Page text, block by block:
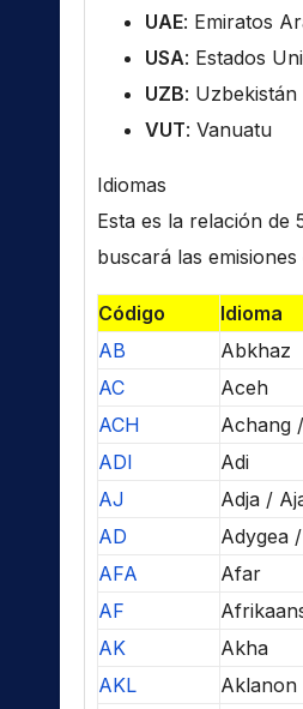
UAE: Emiratos
USA: Estados
UZB: Uzbekistán
VUT: Vanuatu
Idiomas
Esta es la relación de
buscará las
Código
Idioma
AB
Abkhaz
AC
Aceh
ACH
Achang
ADI
Adi
AJ
Adja /
AD
Adygea
AFA
Afar
AF
AK
Akha
AKL
Aklanon